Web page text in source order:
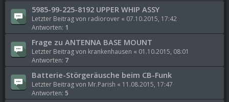
5985-99-225-8192 UPPER WHIP ASSY
Letzter Beitrag von radiorover « 07.10.2015, 17:42
Antworten: 1
Frage zu ANTENNA BASE MOUNT
Letzter Beitrag von krankenhausen « 01.10.2015, 08:01
Antworten: 7
Batterie-Störgeräusche beim CB-Funk
Letzter Beitrag von Mr.Parish « 11.08.2015, 17:47
Antworten: 5